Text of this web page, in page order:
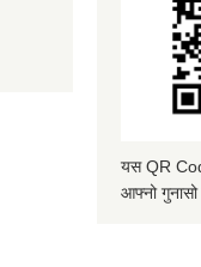
यस QR
आफ्नो गुनासो